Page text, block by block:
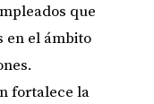
que
en el ámbito
fortalece la